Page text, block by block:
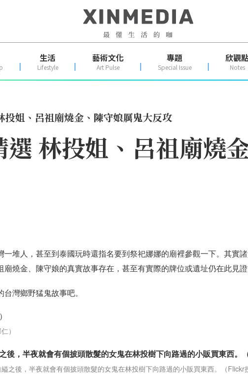
生活
Lifestyle
藝術文化
Art Pulse
專題
Special Issue
欣觀
Notes
投姐、呂祖廟燒金、陳守娘厲鬼大反攻
林投姐、呂祖廟燒
堆人，甚至到泰國玩時還指名要到祭祀娜娜的廟裡參觀一下。其實
燒金、陳守娘的真實故事存在，甚至有實際的牌位或遺址仍在此見
灣鄉野猛鬼故事吧。
）
之後，半夜就會有個披頭散髮的女鬼在林投樹下向路過的小販買東西。（Flickr